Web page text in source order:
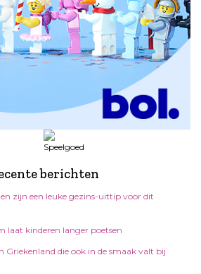
berichten
zijn een leuke gezins-uittip voor dit
laat kinderen langer poetsen
Griekenland die ook in de smaak valt bij